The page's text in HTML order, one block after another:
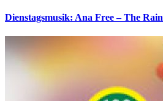
Dienstagsmusik: Ana Free – The Rain